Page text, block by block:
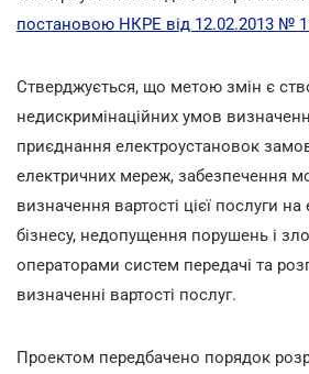
постановою НКРЕ від 12.02.2013 №
Стверджується, що метою змін є
недискримінаційних умов
приєднання електроустановок
електричних мереж, забезпечення
визначення вартості цієї послуги
бізнесу, недопущення порушень і
операторами систем передачі та
визначенні вартості послуг.
Проектом передбачено порядок